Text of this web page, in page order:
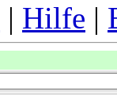
| Hilfe |